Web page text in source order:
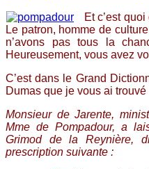
Et c’est quoi
Le patron, homme de
n’avons pas tous la
Heureusement, vous avez
C’est dans le Grand
Dumas que je vous ai
Monsieur de Jarente,
Mme de Pompadour, a
Grimod de la Reynière,
prescription suivante :